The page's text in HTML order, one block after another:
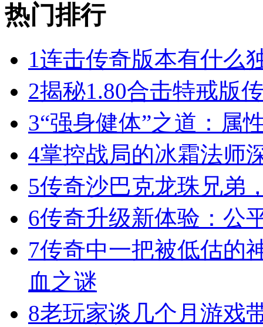
热门排行
1连击传奇版本有什么
2揭秘1.80合击特戒版
3“强身健体”之道：属
4掌控战局的冰霜法师
5传奇沙巴克龙珠兄弟
6传奇升级新体验：公
7传奇中一把被低估的
血之谜
8老玩家谈几个月游戏